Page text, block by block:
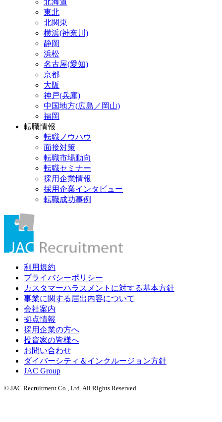
東北
北関東
横浜(神奈川)
静岡
浜松
名古屋(愛知)
京都
大阪
神戸(兵庫)
中国地方(広島／岡山)
福岡
転職情報
転職ノウハウ
面接対策
転職市場動向
転職セミナー
採用企業情報
採用企業インタビュー
転職成功事例
利用規約
プライバシーポリシー
カスタマーハラスメントに対する基本方針
事業に関する届出内容について
会社案内
拠点情報
採用企業の方へ
投資家の皆様へ
お問い合わせ
ダイバーシティ＆インクルージョン方針
JAC Group
© JAC Recruitment Co., Ltd. All Rights Reserved.